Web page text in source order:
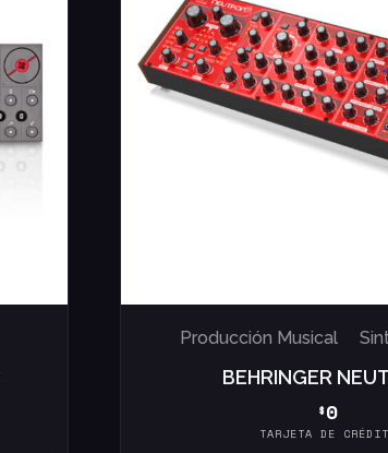
Producción Musical
BEHRINGER
$0
TARJETA DE